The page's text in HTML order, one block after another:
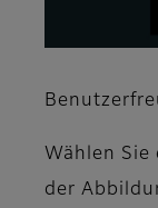
Wählen Sie
der